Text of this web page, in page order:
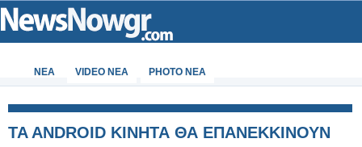
ΝΕΑ VIDEO NEA PHOTO NEA
TA ANDROID ΚΙΝΗΤΑ ΘΑ ΕΠΑΝΕΚΚΙΝΟΥΝ